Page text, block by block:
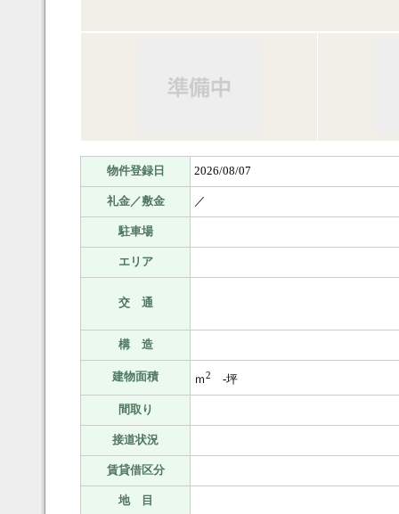
物件登録日 2026/08/07
礼金／敷金 ／
駐車場
エリア
交 通
構 造
建物面積 ｍ2 -坪
間取り
接道状況
賃貸借区分
地 目